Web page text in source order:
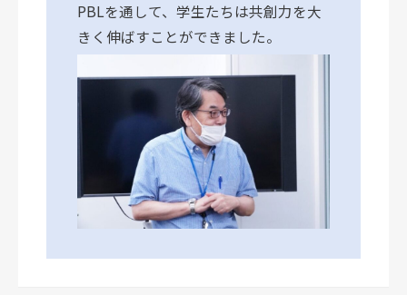
PBLを通して、学生たちは共創力を大
きく伸ばすことができました。